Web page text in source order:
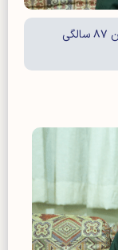
عبدالله موحد، ستاره پیشین کشتی ایران در سن ۸۷ سالگی